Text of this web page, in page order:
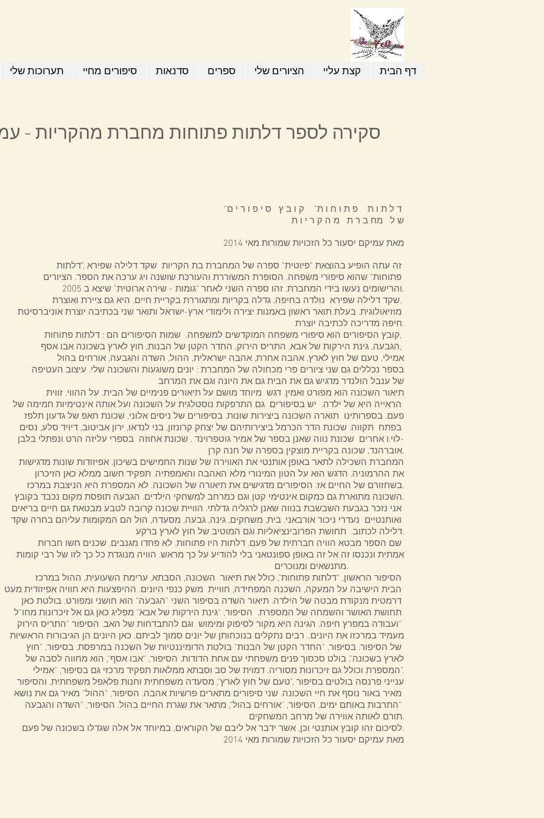
תערוכות שלי סיפורים מחיי סדנאות ספרים הציורים שלי קצת עליי דף הבית
סקירה לספר דלתות פתוחות מחברת מהקריות - עמי
ש ל מח ב ר ת מ ה ק ר י ו ת
מאת עמיקם יסעור כל הזכויות שמורות מאי 2014
והרישומים נעשו בידי המחברת. זהו ספרה השני לאחר "גומות - שירה ארוטית" שיצא ב 2005.
שקד דלילה שפירא נולדה בחיפה, גדלה בקריות ומתגוררת בקריית חיים. היא גם ציירת ואוצרת.
חיפה מדריכה לכתיבה יוצרת.
קובץ הסיפורים הוא סיפורי משפחה המוקדשים למשפחה. שמות הסיפורים הם : דלתות פתוחות,
הגבעה, גינת הירקות של אבא, התריס הירוק, החדר הקטן של הבנות, חוץ לארץ בשכונה אבו אסף,
אמילי, טעם של חוץ לארץ, אהבה אחרת, אהבה ישראלית, ההול, השדה והגבעה, אורחים בהול
בספר נכללים גם שני ציורים פרי מכחולה של המחברת : יונים משוגעות והשכונה שלי. עיצוב העטיפה
של ענבל הולנדר מדגיש גם את הבית גם את היונה וגם את המרחב
תיאור השכונה הוא מפורט ואמין. דגש מיוחד מושם על תיאורים פנימיים של הבית. על ההווי. זווית
פעם. בספרותינו תוארה השכונה ביצירות שונות. בסיפורים של ניסים אלוני, שכונת חאפ של גדעון תלפז
לוי.ו אחרים שכונת נווה שאנן בספר של אמיר גוטפרוינד . שכונת אחוזה בספרי עליזה הרט ונפתלי בלבן-
אוברהנד, שכונה בקריית מוצקין בספרה של חנה קרן.
המחברת השכילה לתאר באופן אותנטי את האווירה של שנות החמישים בשיכון. אפיזודות שונות מדגישות
את ההרמוניה. הדגש הוא על הטון המינורי מלא האהבה והאמפתיה. תפקיד חשוב ממלא כאן הזיכרון
בשחזורם של החיים אז. הסיפורים מדגישים את תיאורה של השכונה. לא המספרת היא הניצבת במרכז.
השכונה מתוארת גם כמקום אינטימי קטן וגם כמרחב למשחקי הילדים. הגבעה תופסת מקום נכבד בקובץ.
דלילה לכתוב. תחושת הפרובינציאליות וגם המוטיב של חוץ לארץ ברקע.
אמתית ונכנסו זה אל זה באופן ספונטאני בלי להודיע על כך מראש. הוויה מנוגדת כל כך לזו של רבי קומות
מתנשאים ומנוכרים.
ועבודה במפרץ חיפה. הגינה היא מקור לסיפוק ומימוש וגם להתבדחות של האב. הסיפור "התריס הירוק"
מעמיד במרכזו את היונים.. רבים נתקלים בנוכחותן של יונים סמוך לביתם. כאן היונים הן הגיבורות הראשיות
לארץ בשכונה", בולט סכסוך פנים משפחתי עם אחת הדודות. הסיפור, "אבו אסף", הוא מחווה לסבה של
המספרת וכולל גם זיכרונות מסוריה. דמוית של סב וסבתא ממלאות תפקיד מרכזי גם בסיפור, "אמילי".
ענייני פרנסה בולטים בסיפור ,"טעם של חוץ לארץ", מסעדה משפחתית וחנות פלאפל משפחתית. והסיפור
התרבות באותם ימים. הסיפור, "אורחים בהול", מתאר את שגרת החיים בהול. הסיפור, "השדה והגבעה"
תורם לאותה אווירה של מרחב המשחקים.
לסיכום זהו קובץ אותנטי וכן, אשר ידבר אל ליבם של הקוראים, במיוחד אל אלה שגדלו בשכונה של פעם.
מאת עמיקם יסעור כל הזכויות שמורות מאי 2014